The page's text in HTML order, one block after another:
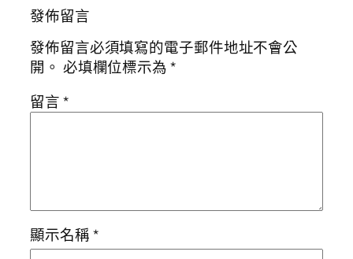
發佈留言
發佈留言必須填寫的電子郵件地址不會公
開。 必填欄位標示為*
留言*
顯示名稱*